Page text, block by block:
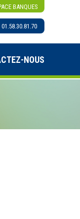
BANQUES
01.58.30.81.70
NOUS